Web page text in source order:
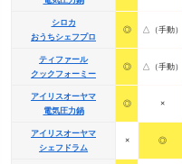
シロカ
おうちシェフプロ
◎ △（手動）
ティファール
クックフォーミー
◎ △（手動）
アイリスオーヤマ
電気圧力鍋
◎ ×
アイリスオーヤマ
シェフドラム
× ◎